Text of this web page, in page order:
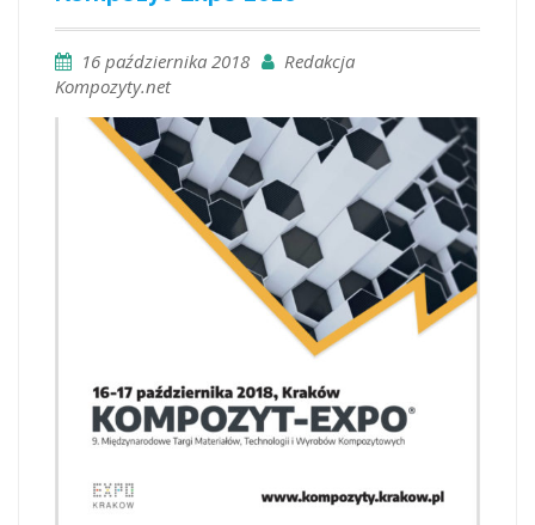
16 października 2018
Redakcja
Kompozyty.net